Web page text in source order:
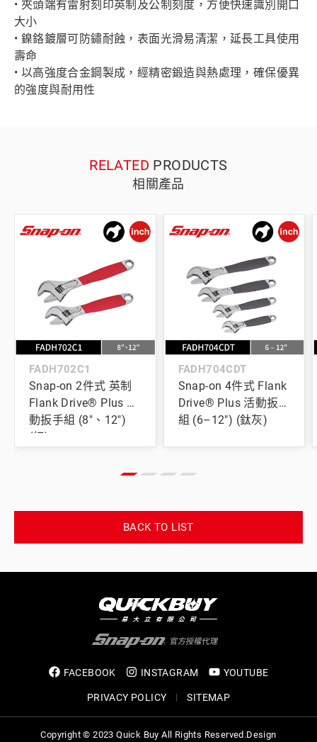
• 夾頭端有雷射刻印英制及公制刻度，方便快速識別開口
大小
• 鎳鉻鍍層可防鏽耐蝕，表面光滑易清潔，延長工具使用
壽命
• 以高強度合金鋼製成，經精密鍛造與熱處理，確保優異
的強度與耐用性
RELATED PRODUCTS
相關產品
FADH702C1
Snap-on 2件式 英制
Flank Drive® Plus 活
動扳手組 (8"、12")
(紅)
FADH704CDT
Snap-on 4件式 Flank
Drive® Plus 活動扳手
組 (6–12") (鈦灰)
BACK TO LIST
FACEBOOK INSTAGRAM YOUTUBE
PRIVACY POLICY SITEMAP
Copyright © 2023 Quick Buy All Rights Reserved.Design